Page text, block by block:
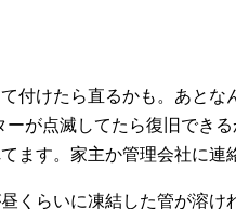
付けたら直るかも。あとな
が点滅してたら復旧でき
ます。家主か管理会社に連
くらいに凍結した管が溶け